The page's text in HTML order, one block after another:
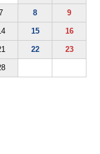
8 9
15 16
22 23